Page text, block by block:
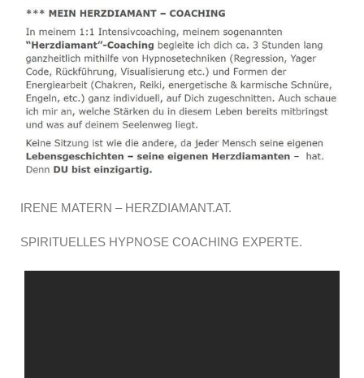
IRENE MATERN – HERZDIAMANT.AT.
SPIRITUELLES HYPNOSE COACHING EXPERTE.